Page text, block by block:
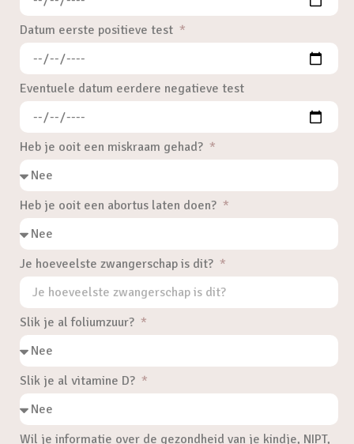
Datum eerste positieve test
Eventuele datum eerdere negatieve test
Heb je ooit een miskraam gehad?
Heb je ooit een abortus laten doen?
Je hoeveelste zwangerschap is dit?
Slik je al foliumzuur?
Slik je al vitamine D?
Wil je informatie over de gezondheid van je kindje, NIPT,